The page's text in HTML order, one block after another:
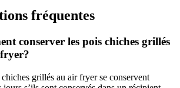
fréquentes
conserver les pois chiches grillés
grillés au air fryer se conservent